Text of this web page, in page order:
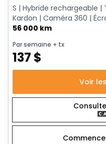
S | Hybride rechargeable
Kardon | Caméra 360 |
56 000 km
Par semaine + tx
137 $
Voir